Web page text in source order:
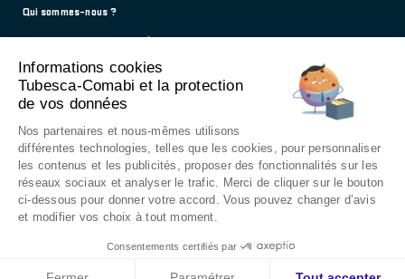
Footer
main
Qui sommes-nous ?
Politique de confidentialité
Mentions légales
Contact
01604 Trévoux - France
9h - 12h / 14h - 18h
Under
footer
Informations cookies
Tubesca-Comabi et la protection
de vos données
Nos partenaires et nous-mêmes utilisons
différentes technologies, telles que les cookies, pour personnaliser
les contenus et les publicités, proposer des fonctionnalités sur les
réseaux sociaux et analyser le trafic. Merci de cliquer sur le bouton
ci-dessous pour donner votre accord. Vous pouvez changer d’avis
et modifier vos choix à tout moment.
Consentements certifiés par